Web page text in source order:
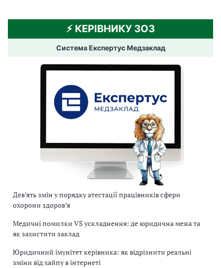
⚡️ КЕРІВНИКУ ЗОЗ
Система Експертус Медзаклад
Дев’ять змін у порядку атестації працівників сфери
охорони здоров’я
Медичні помилки VS ускладнення: де юридична межа та
як захистити заклад
Юридичний імунітет керівника: як відрізнити реальні
зміни від хайпу в інтернеті